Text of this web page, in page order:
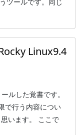
Linux9.4
ルした覚書です。
で行う内容につい
います。 ここで